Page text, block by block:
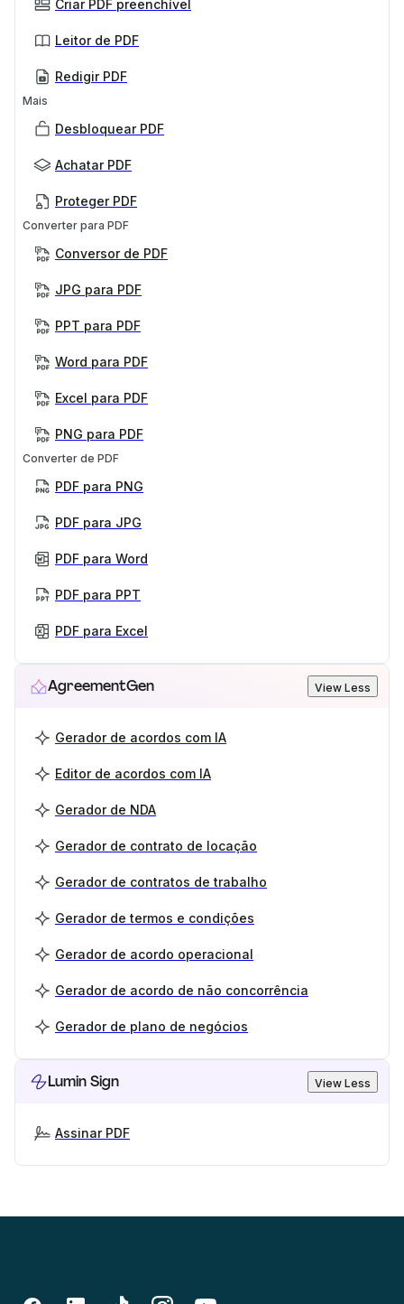
Criar PDF preenchível
Leitor de PDF
Redigir PDF
Mais
Desbloquear PDF
Achatar PDF
Proteger PDF
Converter para PDF
Conversor de PDF
JPG para PDF
PPT para PDF
Word para PDF
Excel para PDF
PNG para PDF
Converter de PDF
PDF para PNG
PDF para JPG
PDF para Word
PDF para PPT
PDF para Excel
AgreementGen View Less
Gerador de acordos com IA
Editor de acordos com IA
Gerador de NDA
Gerador de contrato de locação
Gerador de contratos de trabalho
Gerador de termos e condições
Gerador de acordo operacional
Gerador de acordo de não concorrência
Gerador de plano de negócios
Lumin Sign View Less
Assinar PDF